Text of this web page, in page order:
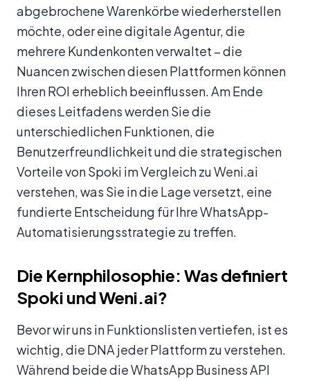
abgebrochene Warenkörbe wiederherstellen
möchte, oder eine digitale Agentur, die
mehrere Kundenkonten verwaltet – die
Nuancen zwischen diesen Plattformen können
Ihren ROI erheblich beeinflussen. Am Ende
dieses Leitfadens werden Sie die
unterschiedlichen Funktionen, die
Benutzerfreundlichkeit und die strategischen
Vorteile von Spoki im Vergleich zu Weni.ai
verstehen, was Sie in die Lage versetzt, eine
fundierte Entscheidung für Ihre WhatsApp-
Automatisierungsstrategie zu treffen.
Die Kernphilosophie: Was definiert
Spoki und Weni.ai?
Bevor wir uns in Funktionslisten vertiefen, ist es
wichtig, die DNA jeder Plattform zu verstehen.
Während beide die WhatsApp Business API